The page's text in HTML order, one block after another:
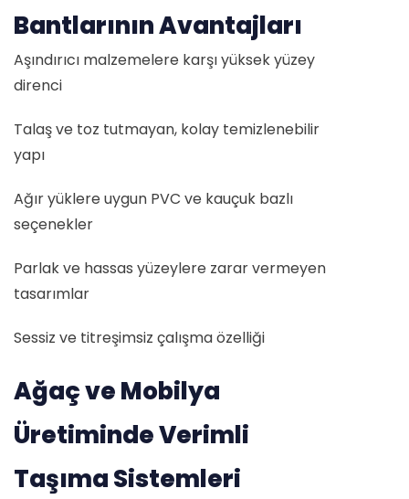
Bantlarının Avantajları
Aşındırıcı malzemelere karşı yüksek yüzey
direnci
Talaş ve toz tutmayan, kolay temizlenebilir
yapı
Ağır yüklere uygun PVC ve kauçuk bazlı
seçenekler
Parlak ve hassas yüzeylere zarar vermeyen
tasarımlar
Sessiz ve titreşimsiz çalışma özelliği
Ağaç ve Mobilya
Üretiminde Verimli
Taşıma Sistemleri